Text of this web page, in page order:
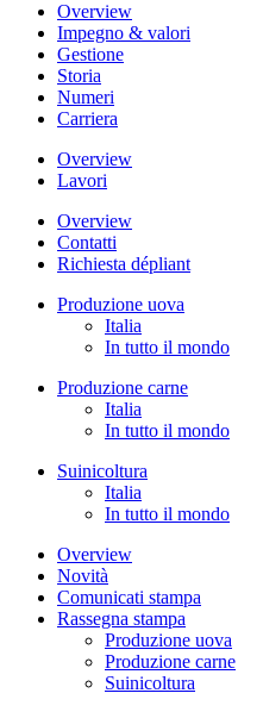
Overview
Impegno & valori
Gestione
Storia
Numeri
Carriera
Overview
Lavori
Overview
Contatti
Richiesta dépliant
Produzione uova
Italia
In tutto il mondo
Produzione carne
Italia
In tutto il mondo
Suinicoltura
Italia
In tutto il mondo
Overview
Novità
Comunicati stampa
Rassegna stampa
Produzione uova
Produzione carne
Suinicoltura